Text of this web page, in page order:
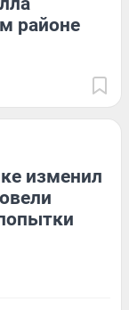
районе
изменил